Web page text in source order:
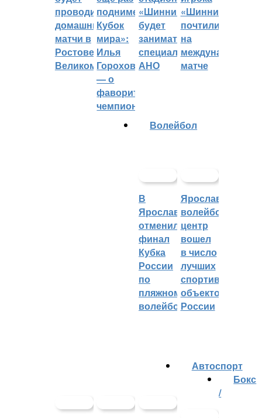
проводить
домашние
матчи в
Ростове
Великом
поднимет
Кубок
мира»:
Илья
Горохов
— о
фаворитах
чемпионата
«Шинник»
будет
заниматься
специальное
АНО
«Шинника»
почтили
на
международном
матче
Волейбол
В
Ярославле
отменили
финал
Кубка
России
по
пляжному
волейболу
Ярославский
волейбольный
центр
вошел
в число
лучших
спортивных
объектов
России
Автоспорт
Бокс
/